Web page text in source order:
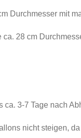
Durchmesser mit
28 cm
ca. 3-7 Tage nach
nicht steigen,